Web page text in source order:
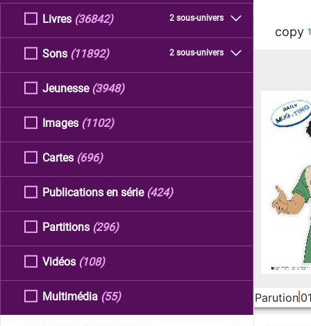
Livres 2 sous-univers
(36842)
Sons 2 sous-univers
(11892)
Jeunesse (3948)
Images (1102)
Cartes (696)
Publications en série (424)
Partitions (296)
Vidéos (108)
Multimédia (55)
copy
Parution